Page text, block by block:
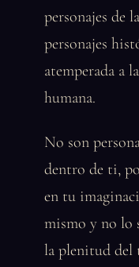
personajes de
personajes
atemperada a
humana.
No son
dentro de ti,
en tu
mismo y no lo
la plenitud del